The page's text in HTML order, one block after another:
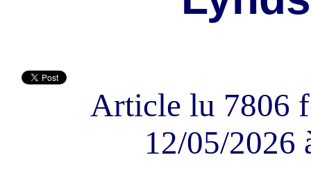
Article lu 7806
12/05/2026